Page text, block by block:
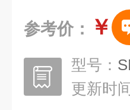
参考价： ￥
型号：
更新时